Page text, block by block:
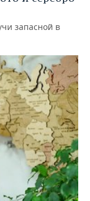
запасной в